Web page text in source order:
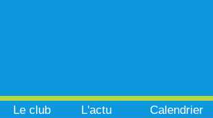
Le club L'actu Calendrier